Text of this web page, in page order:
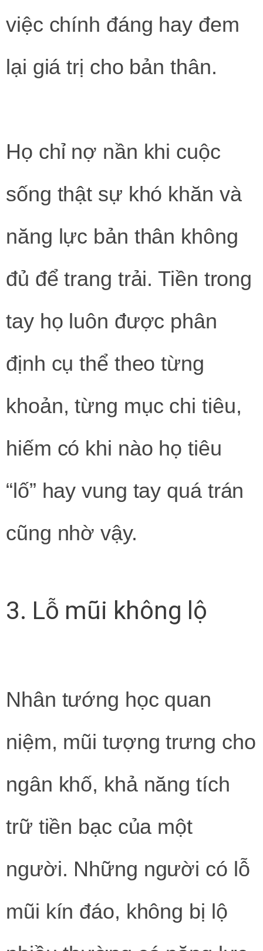
việc chính đáng hay đem
lại giá trị cho bản thân.
Họ chỉ nợ nần khi cuộc
sống thật sự khó khăn và
năng lực bản thân không
đủ để trang trải. Tiền trong
tay họ luôn được phân
định cụ thể theo từng
khoản, từng mục chi tiêu,
hiếm có khi nào họ tiêu
“lố” hay vung tay quá trán
cũng nhờ vậy.
3. Lỗ mũi không lộ
Nhân tướng học quan
niệm, mũi tượng trưng cho
ngân khố, khả năng tích
trữ tiền bạc của một
người. Những người có lỗ
mũi kín đáo, không bị lộ